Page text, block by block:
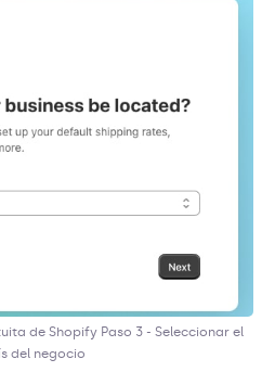
de Shopify Paso 3 - Seleccionar el
del negocio